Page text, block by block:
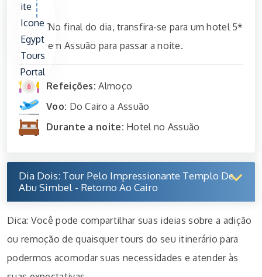
No final do dia, transfira-se para um hotel 5*
em Assuão para passar a noite.
Refeições: Almoço
Voo: Do Cairo a Assuão
Durante a noite: Hotel no Assuão
Dia Dois: Tour Pelo Impressionante Templo De
Abu Simbel - Retorno Ao Cairo
Dica: Você pode compartilhar suas ideias sobre a adição
ou remoção de quaisquer tours do seu itinerário para
podermos acomodar suas necessidades e atender às